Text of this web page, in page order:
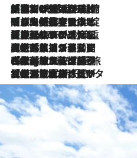
2026.8.6
「荷物が増えるほど旅ストレスは増す」美容ジャーナリストがたどり着いた最終結論。“化粧品を劇的に減らす”感動の凝縮美容とは
2026.8.6
「旅先には金髪ウィッグを持参」日本と同じメイクでは損してる!? 美容ジャーナリストが提案する“掟破りの旅美容”とは
2026.8.6
【厳選旅コスメ】「身軽さ＆UV対策重視！」ヘアアーティストshucoが選んだ夏旅ベストコスメを発表【Mサイズジップ】
2026.8.5
【厳選旅コスメ】国内をあちこち移動する河井菜摘が選んだ夏旅ベストコスメ発表！「リラックスアイテムはマスト」【Mサイズジップ】
2026.8.4
【厳選旅コスメ】「紫外線＆乾燥対策しながらメイク感も！」ヘア＆メイクGeorgeが選んだ夏旅ベストコスメを発表！【Mサイズジップ】
2026.8.3
【厳選旅コスメ】「保湿もタイパ重視！」“サウナ好き”タレント清水みさとが愛用する夏旅ベストコスメを発表！【Mサイズジップ】